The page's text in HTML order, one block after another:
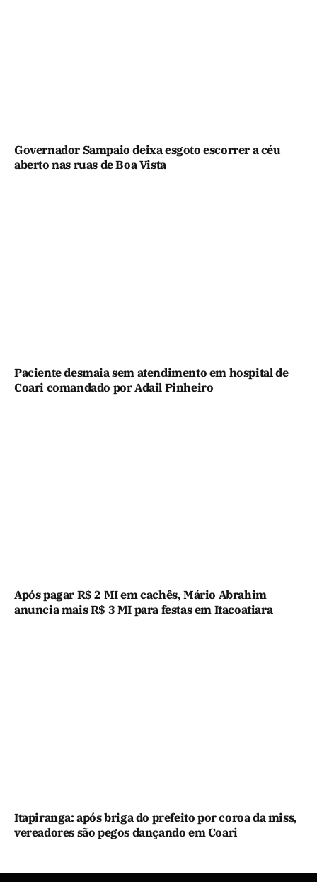
Governador Sampaio deixa esgoto escorrer a céu
aberto nas ruas de Boa Vista
Paciente desmaia sem atendimento em hospital de
Coari comandado por Adail Pinheiro
Após pagar R$ 2 MI em cachês, Mário Abrahim
anuncia mais R$ 3 MI para festas em Itacoatiara
Itapiranga: após briga do prefeito por coroa da miss,
vereadores são pegos dançando em Coari